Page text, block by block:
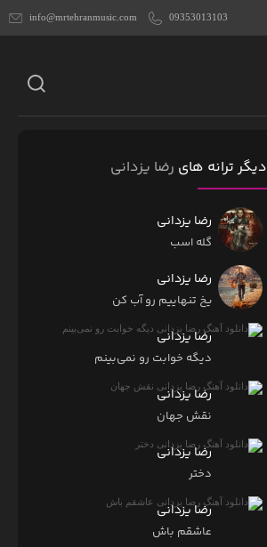
info@mrtehranmusic.com 09353013103
دیگر ترانه های رضا یزدانی
رضا یزدانی
گله اسب
رضا یزدانی
یخ تنهاییم رو آب کن
رضا یزدانی
دیگه خوابت رو نمی‌بینم
رضا یزدانی
نقش جهان
رضا یزدانی
دختر
رضا یزدانی
عاشقم باش